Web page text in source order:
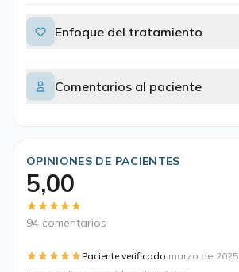
Enfoque del tratamiento
Comentarios al paciente
OPINIONES DE PACIENTES
5,00
94 comentarios
Paciente verificado·marzo de 2025